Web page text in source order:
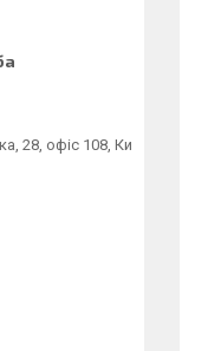
28, офіс 108, Ки